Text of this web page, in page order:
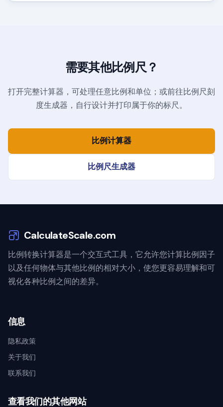
需要其他比例尺？
打开完整计算器，可处理任意比例和单位；或前往比例尺刻
度生成器，自行设计并打印属于你的标尺。
比例计算器
比例尺生成器
CalculateScale.com
比例转换计算器是一个交互式工具，它允许您计算比例因子
以及任何物体与其他比例的相对大小，使您更容易理解和可
视化各种比例之间的差异。
信息
隐私政策
关于我们
联系我们
查看我们的其他网站